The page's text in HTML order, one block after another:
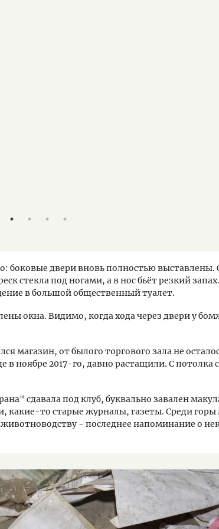
боковые двери вновь полностью выставлены.
стекла под ногами, а в нос бьёт резкий запах.
в большой общественный туалет.
окна. Видимо, когда хода через двери у
магазин, от былого торгового зала не
в ноябре 2017-го, давно растащили. С потолка
сдавала под клуб, буквально завален
какие-то старые журналы, газеты. Среди горы
- последнее напоминание о